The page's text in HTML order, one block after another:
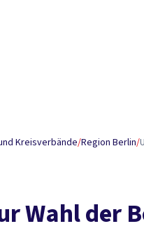
Kreisverbände/Region Berlin/
Wahl